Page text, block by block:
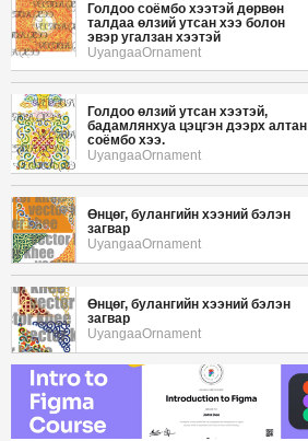
Голдоо соёмбо хээтэй дөрвөн
талдаа өлзий утсан хээ болон
эвэр угалзан хээтэй
UyangaaOrnament
Голдоо өлзий утсан хээтэй,
бадамлянхуа цэцгэн дээрх алтан
соёмбо хээ.
UyangaaOrnament
Өнцөг, булангийн хээний бэлэн
загвар
UyangaaOrnament
Өнцөг, булангийн хээний бэлэн
загвар
UyangaaOrnament